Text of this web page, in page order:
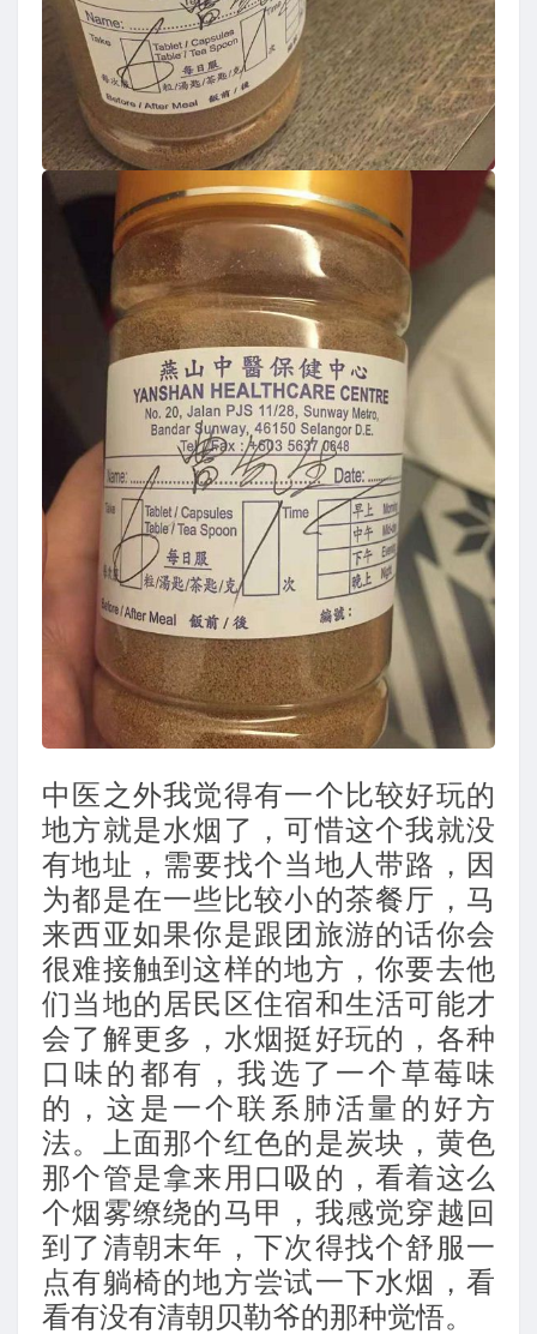
中医之外我觉得有一个比较好玩的
地方就是水烟了，可惜这个我就没
有地址，需要找个当地人带路，因
为都是在一些比较小的茶餐厅，马
来西亚如果你是跟团旅游的话你会
很难接触到这样的地方，你要去他
们当地的居民区住宿和生活可能才
会了解更多，水烟挺好玩的，各种
口味的都有，我选了一个草莓味
的，这是一个联系肺活量的好方
法。上面那个红色的是炭块，黄色
那个管是拿来用口吸的，看着这么
个烟雾缭绕的马甲，我感觉穿越回
到了清朝末年，下次得找个舒服一
点有躺椅的地方尝试一下水烟，看
看有没有清朝贝勒爷的那种觉悟。